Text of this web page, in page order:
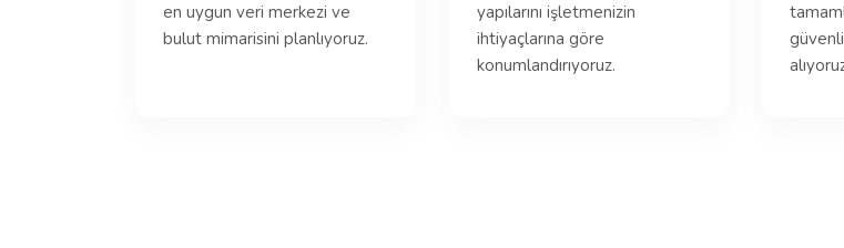
en uygun veri merkezi ve
bulut mimarisini planlıyoruz.
yapılarını işletmenizin
ihtiyaçlarına göre
konumlandırıyoruz.